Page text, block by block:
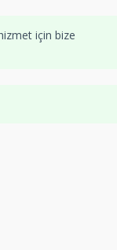
için bize